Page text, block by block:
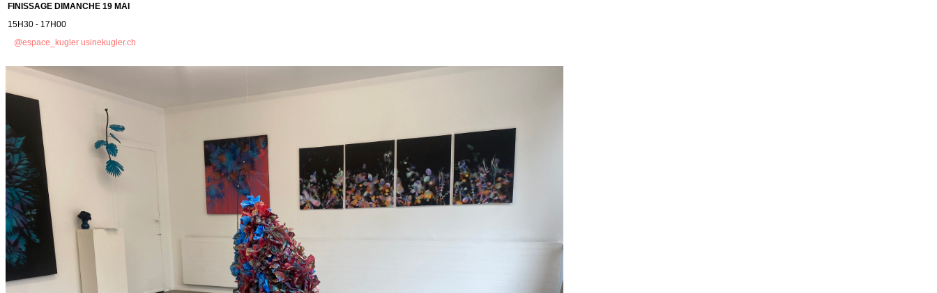
FINISSAGE DIMANCHE 19 MAI
15H30 - 17H00
@espace_kugler usinekugler.ch